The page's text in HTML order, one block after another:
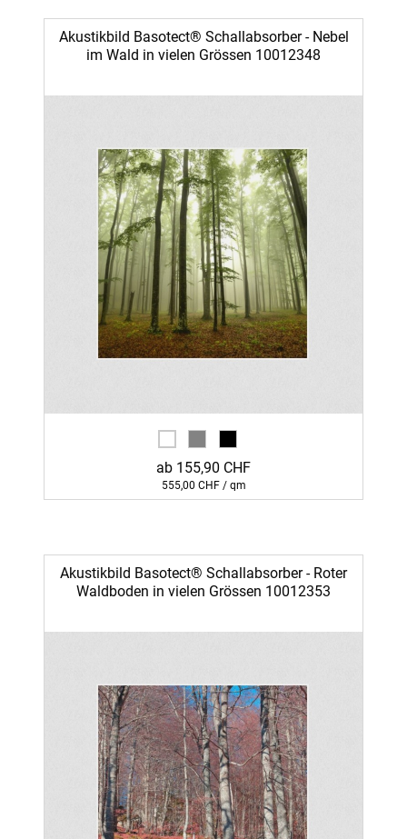
Akustikbild Basotect® Schallabsorber - Nebel
im Wald in vielen Grössen 10012348
ab 155,90 CHF
555,00 CHF / qm
Akustikbild Basotect® Schallabsorber - Roter
Waldboden in vielen Grössen 10012353